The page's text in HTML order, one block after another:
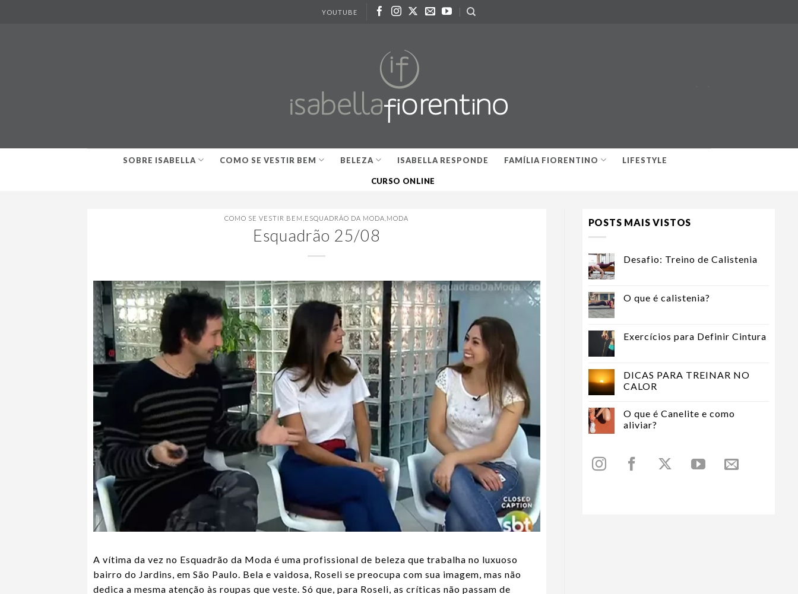
YOUTUBE
SOBRE ISABELLA COMO SE VESTIR BEM BELEZA ISABELLA RESPONDE FAMÍLIA FIORENTINO LIFESTYLE
CURSO ONLINE
COMO SE VESTIR BEM ESQUADRÃO DA MODA MODA
Esquadrão 25/08
A vítima da vez no Esquadrão da Moda é uma profissional de beleza que trabalha no luxuoso
bairro do Jardins, em São Paulo. Bela e vaidosa, Roseli se preocupa com sua imagem, mas não
dedica a mesma atenção às roupas que veste. Só que, para Roseli, as críticas não passam de
POSTS MAIS VISTOS
Desafio: Treino de Calistenia
O que é calistenia?
Exercícios para Definir Cintura
DICAS PARA TREINAR NO
CALOR
O que é Canelite e como
aliviar?